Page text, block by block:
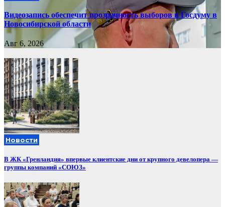
Видеозапись обеспечит прозрачность выборов в Госдуму в
Новосибирской области
Авг 6, 2026
Новости
В ЖК «Гренландия» впервые клиентские дни от крупного девелопера —
группы компаний «СОЮЗ»